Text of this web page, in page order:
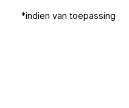
*indien van toepassing